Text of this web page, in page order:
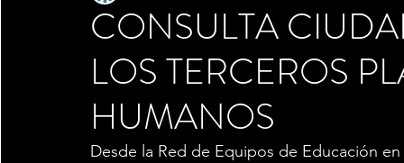
CONSULTA
LOS TERCEROS
HUMANOS
Desde la Red de Equipos de Educación